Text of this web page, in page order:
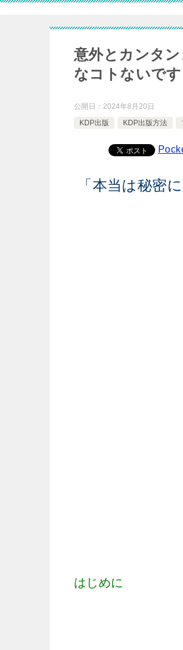
意外とカンタ
なコトないです
公開日： 2024年8月20日
KDP出版
KDP出版方法
「本当は秘密
はじめに